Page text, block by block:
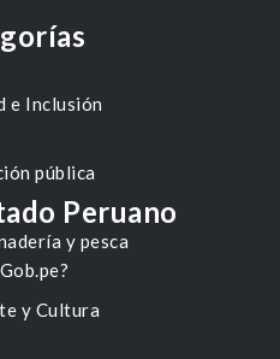
e Inclusión
pública
y pesca
y Cultura
Peruano